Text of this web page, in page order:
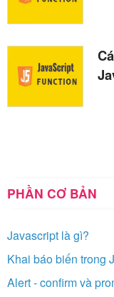
PHẦN CƠ BẢN
Javascript là gì?
Khai báo biến trong
Alert - confirm và